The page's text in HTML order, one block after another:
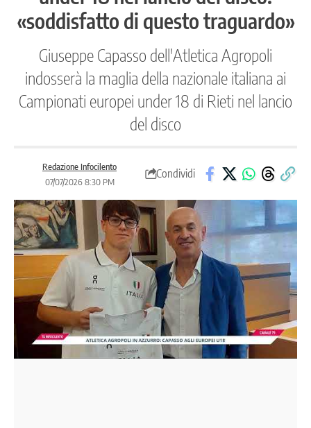
«soddisfatto di questo traguardo»
Giuseppe Capasso dell'Atletica Agropoli
indosserà la maglia della nazionale italiana ai
Campionati europei under 18 di Rieti nel lancio
del disco
Redazione Infocilento
07/07/2026 8:30 PM
Condividi